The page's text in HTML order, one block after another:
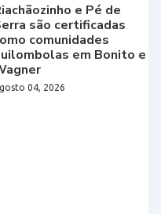
e Pé de
são certificadas
comunidades
em Bonito e
04, 2026